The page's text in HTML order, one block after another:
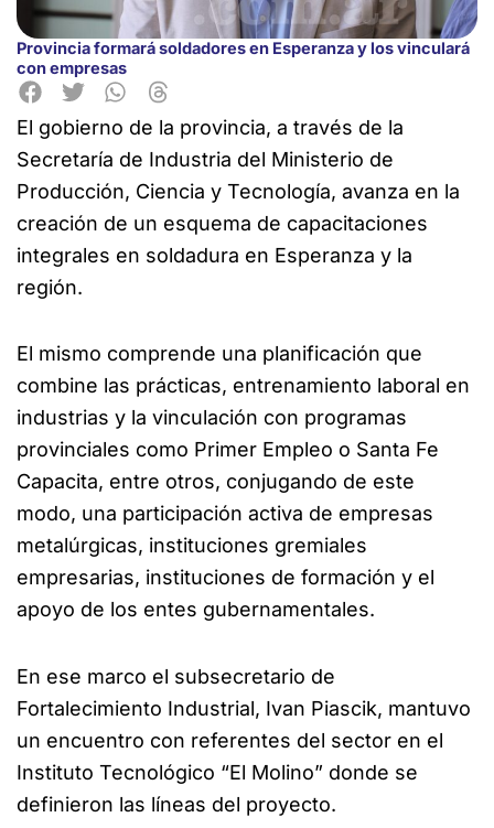
Provincia formará soldadores en Esperanza y los vinculará
con empresas
El gobierno de la provincia, a través de la
Secretaría de Industria del Ministerio de
Producción, Ciencia y Tecnología, avanza en la
creación de un esquema de capacitaciones
integrales en soldadura en Esperanza y la
región.
El mismo comprende una planificación que
combine las prácticas, entrenamiento laboral en
industrias y la vinculación con programas
provinciales como Primer Empleo o Santa Fe
Capacita, entre otros, conjugando de este
modo, una participación activa de empresas
metalúrgicas, instituciones gremiales
empresarias, instituciones de formación y el
apoyo de los entes gubernamentales.
En ese marco el subsecretario de
Fortalecimiento Industrial, Ivan Piascik, mantuvo
un encuentro con referentes del sector en el
Instituto Tecnológico “El Molino” donde se
definieron las líneas del proyecto.